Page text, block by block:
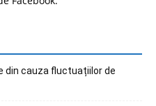
din cauza fluctuațiilor de